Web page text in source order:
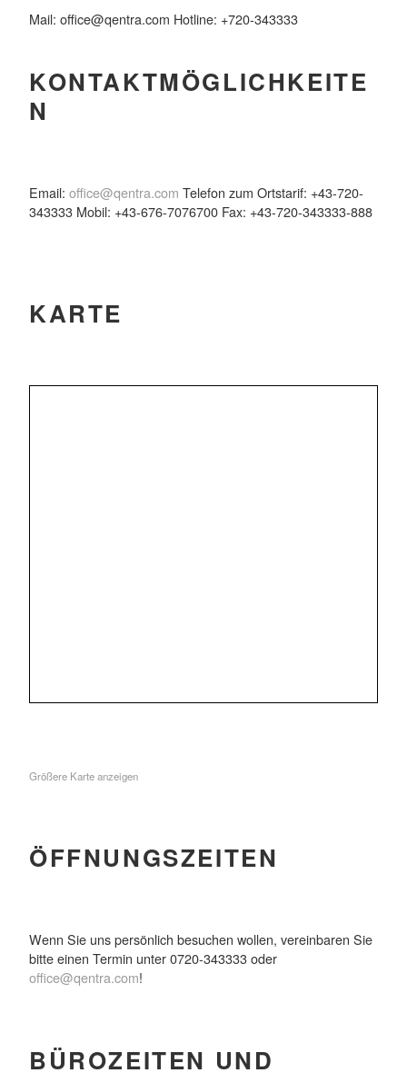
Mail: office@qentra.com Hotline: +720-343333
KONTAKTMÖGLICHKEITE
N
Email: office@qentra.com Telefon zum Ortstarif: +43-720-
343333 Mobil: +43-676-7076700 Fax: +43-720-343333-888
KARTE
Größere Karte anzeigen
ÖFFNUNGSZEITEN
Wenn Sie uns persönlich besuchen wollen, vereinbaren Sie
bitte einen Termin unter 0720-343333 oder
office@qentra.com!
BÜROZEITEN UND